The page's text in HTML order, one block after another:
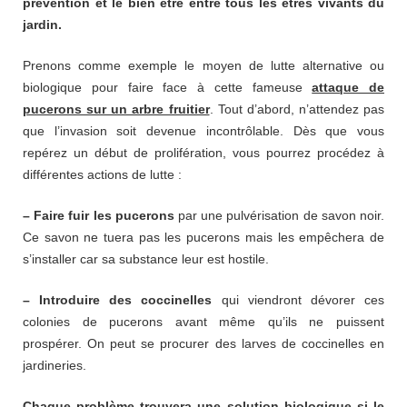
prévention et le bien être entre tous les êtres vivants du
jardin.
Prenons comme exemple le moyen de lutte alternative ou
biologique pour faire face à cette fameuseattaque de
pucerons sur un arbre fruitier. Tout d’abord, n’attendez pas
que l’invasion soit devenue incontrôlable. Dès que vous
repérez un début de prolifération, vous pourrez procédez à
différentes actions de lutte :
– Faire fuir les pucerons par une pulvérisation de savon noir.
Ce savon ne tuera pas les pucerons mais les empêchera de
s’installer car sa substance leur est hostile.
– Introduire des coccinelles qui viendront dévorer ces
colonies de pucerons avant même qu’ils ne puissent
prospérer. On peut se procurer des larves de coccinelles en
jardineries.